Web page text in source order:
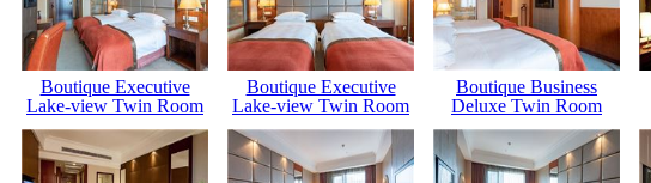
Boutique Executive
Lake-view Twin Room
Boutique Executive
Lake-view Twin Room
Boutique Business
Deluxe Twin Room